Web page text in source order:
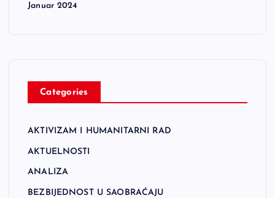
Januar 2024
Categories
AKTIVIZAM I HUMANITARNI RAD
AKTUELNOSTI
ANALIZA
BEZBIJEDNOST U SAOBRAĆAJU